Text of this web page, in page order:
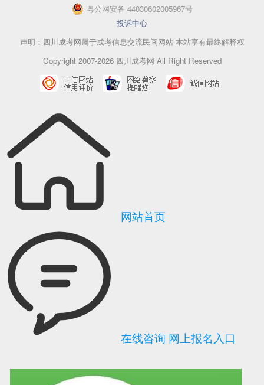
粤公网安备 44030602005967号
投诉中心
声明：四川成考网属于成考信息交流民间网站 本站享有最终解释权
Copyright 2007-2026 四川成考网 All Right Reserved
可信网站信用评 网络警察提醒你 诚信网站
网站首页
在线咨询 网上报名入口